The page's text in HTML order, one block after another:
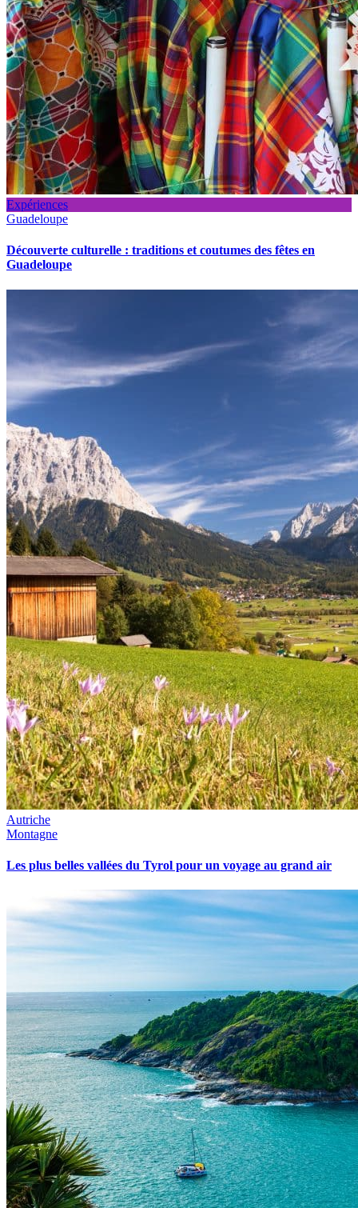
Expériences
Guadeloupe
Découverte culturelle : traditions et coutumes des fêtes en
Guadeloupe
Autriche
Montagne
Les plus belles vallées du Tyrol pour un voyage au grand air